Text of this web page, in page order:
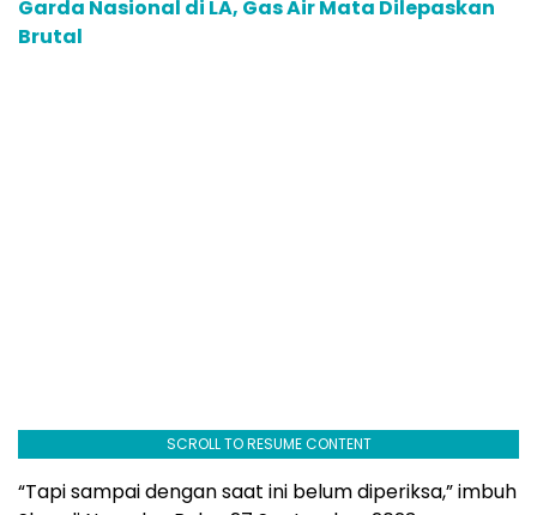
Garda Nasional di LA, Gas Air Mata Dilepaskan
Brutal
SCROLL TO RESUME CONTENT
“Tapi sampai dengan saat ini belum diperiksa,” imbuh